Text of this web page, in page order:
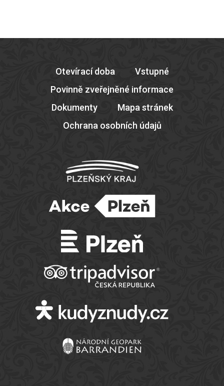
Otevírací doba
Vstupné
Povinně zveřejněné informace
Dokumenty
Mapa stránek
Ochrana osobních údajů